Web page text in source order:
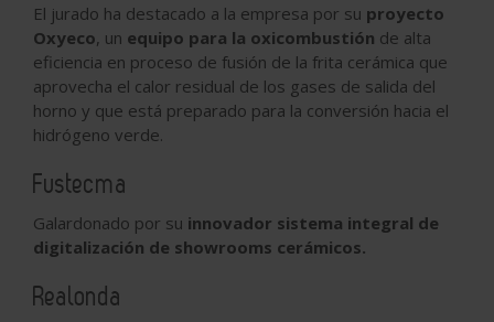
El jurado ha destacado a la empresa por su proyecto
Oxyeco, un equipo para la oxicombustión de alta
eficiencia en proceso de fusión de la frita cerámica que
aprovecha el calor residual de los gases de salida del
horno y que está preparado para la conversión hacia el
hidrógeno verde.
Fustecma
Galardonado por su innovador sistema integral de
digitalización de showrooms cerámicos.
Realonda